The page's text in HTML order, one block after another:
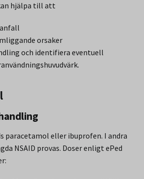
hjälpa till att
orsaker
och identifiera eventuell
paracetamol eller ibuprofen. I andra
NSAID provas. Doser enligt ePed